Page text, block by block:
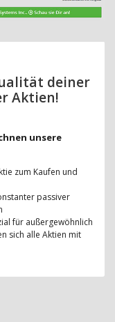
deiner
Aktien!
unsere
zum Kaufen und
passiver
für außergewöhnlich
sich alle Aktien mit